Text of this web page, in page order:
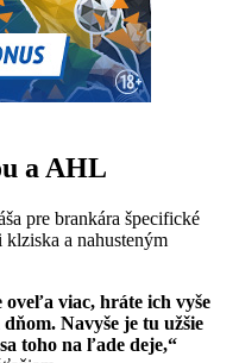
a AHL
pre brankára špecifické
a nahusteným
oveľa viac, hráte ich vyše
Navyše je tu užšie
toho na ľade deje,“